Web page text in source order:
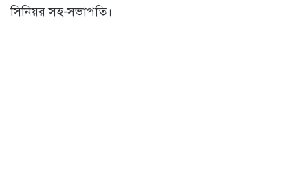
সিনিয়র সহ-সভাপতি।